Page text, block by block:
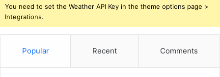
You need to set the Weather API Key in the theme options page >
Integrations.
Popular Recent Comments